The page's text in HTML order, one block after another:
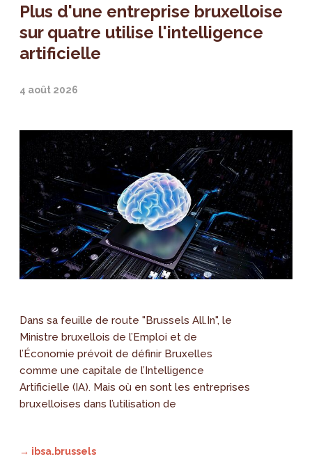
Plus d'une entreprise bruxelloise
sur quatre utilise l'intelligence
artificielle
4 août 2026
Dans sa feuille de route "Brussels All.In", le
Ministre bruxellois de l’Emploi et de
l’Économie prévoit de définir Bruxelles
comme une capitale de l’Intelligence
Artificielle (IA). Mais où en sont les entreprises
bruxelloises dans l’utilisation de
→ ibsa.brussels